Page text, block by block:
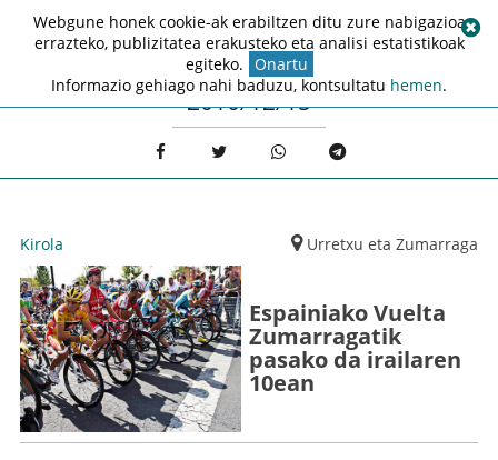
2010/12/15
Kirola Urretxu eta Zumarraga
Espainiako Vuelta
Zumarragatik
pasako da irailaren
10ean
Webgune honek cookie-ak erabiltzen ditu zure nabigazioa
errazteko, publizitatea erakusteko eta analisi estatistikoak
egiteko. Onartu
Informazio gehiago nahi baduzu, kontsultatu hemen.